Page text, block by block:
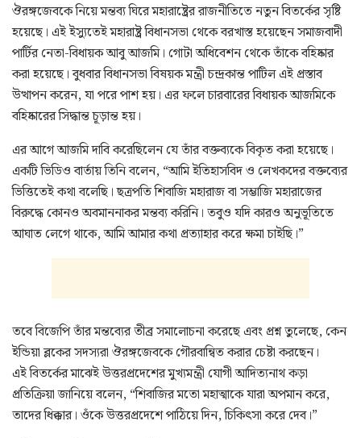
ঔরঙ্গজেবকে নিয়ে মন্তব্য ঘিরে মহারাষ্ট্রের রাজনীতিতে নতুন বিতর্কের সৃষ্টি
হয়েছে। এই ইস্যুতেই মহারাষ্ট্র বিধানসভা থেকে বরখাস্ত হয়েছেন সমাজবাদী
পার্টির নেতা-বিধায়ক আবু আজমি। গোটা অধিবেশন থেকে তাঁকে বহিষ্কার
করা হয়েছে। বুধবার বিধানসভা বিষয়ক মন্ত্রী চন্দ্রকান্ত পাটিল এই প্রস্তাব
উত্থাপন করেন, যা পরে পাশ হয়। এর ফলে চারবারের বিধায়ক আজমিকে
বহিষ্কারের সিদ্ধান্ত চূড়ান্ত হয়।
এর আগে আজমি দাবি করেছিলেন যে তাঁর বক্তব্যকে বিকৃত করা হয়েছে।
একটি ভিডিও বার্তায় তিনি বলেন, “আমি ইতিহাসবিদ ও লেখকদের বক্তব্যের
ভিত্তিতেই কথা বলেছি। ছত্রপতি শিবাজি মহারাজ বা সম্ভাজি মহারাজের
বিরুদ্ধে কোনও অবমাননাকর মন্তব্য করিনি। তবুও যদি কারও অনুভূতিতে
আঘাত লেগে থাকে, আমি আমার কথা প্রত্যাহার করে ক্ষমা চাইছি।”
তবে বিজেপি তাঁর মন্তব্যের তীব্র সমালোচনা করেছে এবং প্রশ্ন তুলেছে, কেন
ইন্ডিয়া ব্লকের সদস্যরা ঔরঙ্গজেবকে গৌরবান্বিত করার চেষ্টা করছেন।
এই বিতর্কের মাঝেই উত্তরপ্রদেশের মুখ্যমন্ত্রী যোগী আদিত্যনাথ কড়া
প্রতিক্রিয়া জানিয়ে বলেন, “শিবাজির মতো মহাত্মাকে যারা অপমান করে,
তাদের ধিক্কার। ওঁকে উত্তরপ্রদেশে পাঠিয়ে দিন, চিকিৎসা করে দেব।”